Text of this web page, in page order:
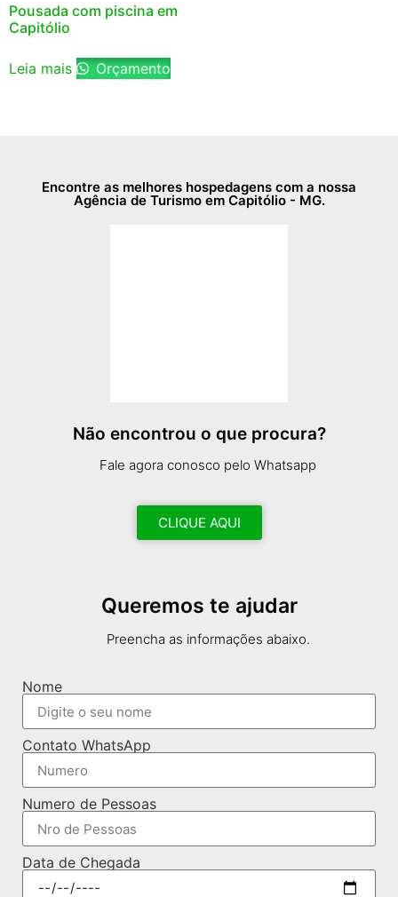
Pousada com piscina em
Capitólio
Leia mais Orçamento
Encontre as melhores hospedagens com a nossa
Agência de Turismo em Capitólio - MG.
Não encontrou o que procura?
Fale agora conosco pelo Whatsapp
CLIQUE AQUI
Queremos te ajudar
Preencha as informações abaixo.
Nome
Contato WhatsApp
Numero de Pessoas
Data de Chegada